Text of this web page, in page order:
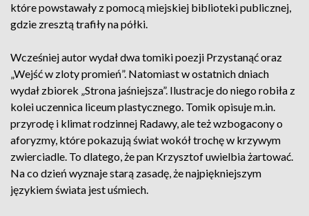
które powstawały z pomocą miejskiej biblioteki publicznej,
gdzie zresztą trafiły na półki.
Wcześniej autor wydał dwa tomiki poezji Przystanąć oraz
„Wejść w zloty promień”. Natomiast w ostatnich dniach
wydał zbiorek „Strona jaśniejsza”. Ilustracje do niego robiła z
kolei uczennica liceum plastycznego. Tomik opisuje m.in.
przyrodę i klimat rodzinnej Radawy, ale też wzbogacony o
aforyzmy, które pokazują świat wokół trochę w krzywym
zwierciadle. To dlatego, że pan Krzysztof uwielbia żartować.
Na co dzień wyznaje starą zasadę, że najpiękniejszym
językiem świata jest uśmiech.